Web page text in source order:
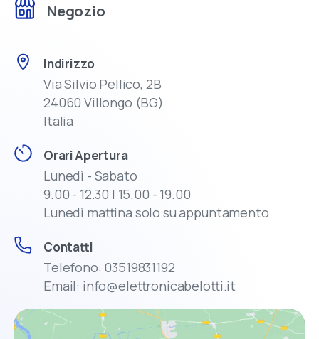
Negozio
Indirizzo
Via Silvio Pellico, 2B
24060 Villongo (BG)
Italia
Orari Apertura
Lunedì - Sabato
9.00 - 12.30 | 15.00 - 19.00
Lunedì mattina solo su appuntamento
Contatti
Telefono: 03519831192
Email: info@elettronicabelotti.it